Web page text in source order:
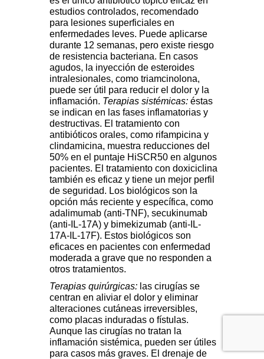
estudios controlados, recomendado
para lesiones superficiales en
enfermedades leves. Puede aplicarse
durante 12 semanas, pero existe riesgo
de resistencia bacteriana. En casos
agudos, la inyección de esteroides
intralesionales, como triamcinolona,
puede ser útil para reducir el dolor y la
inflamación. Terapias sistémicas: éstas
se indican en las fases inflamatorias y
destructivas. El tratamiento con
antibióticos orales, como rifampicina y
clindamicina, muestra reducciones del
50% en el puntaje HiSCR50 en algunos
pacientes. El tratamiento con doxiciclina
también es eficaz y tiene un mejor perfil
de seguridad. Los biológicos son la
opción más reciente y específica, como
adalimumab (anti-TNF), secukinumab
(anti-IL-17A) y bimekizumab (anti-IL-
17A-IL-17F). Estos biológicos son
eficaces en pacientes con enfermedad
moderada a grave que no responden a
otros tratamientos.
Terapias quirúrgicas: las cirugías se
centran en aliviar el dolor y eliminar
alteraciones cutáneas irreversibles,
como placas induradas o fístulas.
Aunque las cirugías no tratan la
inflamación sistémica, pueden ser útiles
para casos más graves. El drenaje de